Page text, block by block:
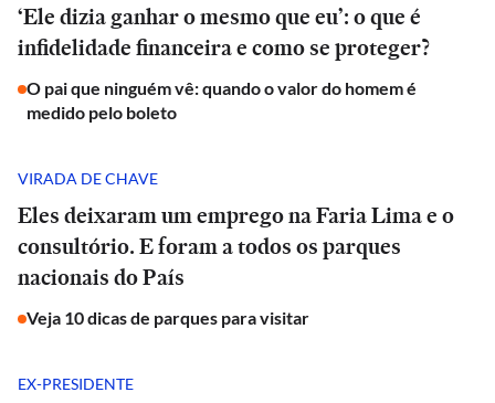
‘Ele dizia ganhar o mesmo que eu’: o que é
infidelidade financeira e como se proteger?
O pai que ninguém vê: quando o valor do homem é
medido pelo boleto
VIRADA DE CHAVE
Eles deixaram um emprego na Faria Lima e o
consultório. E foram a todos os parques
nacionais do País
Veja 10 dicas de parques para visitar
EX-PRESIDENTE